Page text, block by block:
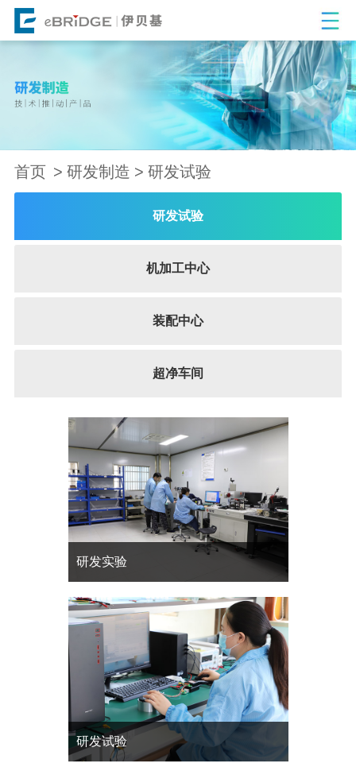
首页 研发制造 研发试验
研发试验
机加工中心
装配中心
超净车间
研发实验
研发试验